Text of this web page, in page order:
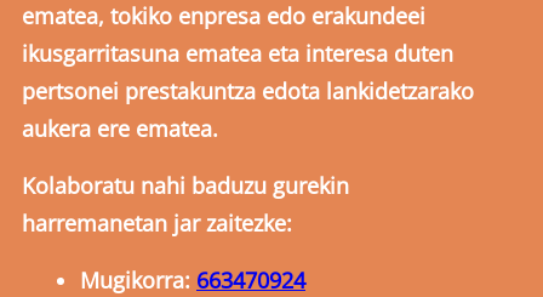
ematea, tokiko enpresa edo erakundeei
ikusgarritasuna ematea eta interesa duten
pertsonei prestakuntza edota lankidetzarako
aukera ere ematea.
Kolaboratu nahi baduzu gurekin
harremanetan jar zaitezke:
Mugikorra: 663470924